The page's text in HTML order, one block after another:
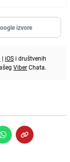
izvore
| iOS i društvenih
ViberChata.